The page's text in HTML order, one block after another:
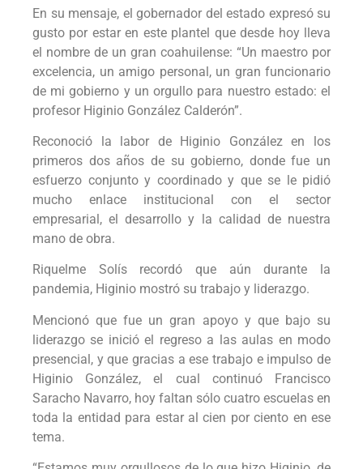
En su mensaje, el gobernador del estado expresó su
gusto por estar en este plantel que desde hoy lleva
el nombre de un gran coahuilense: “Un maestro por
excelencia, un amigo personal, un gran funcionario
de mi gobierno y un orgullo para nuestro estado: el
profesor Higinio González Calderón”.
Reconoció la labor de Higinio González en los
primeros dos años de su gobierno, donde fue un
esfuerzo conjunto y coordinado y que se le pidió
mucho enlace institucional con el sector
empresarial, el desarrollo y la calidad de nuestra
mano de obra.
Riquelme Solís recordó que aún durante la
pandemia, Higinio mostró su trabajo y liderazgo.
Mencionó que fue un gran apoyo y que bajo su
liderazgo se inició el regreso a las aulas en modo
presencial, y que gracias a ese trabajo e impulso de
Higinio González, el cual continuó Francisco
Saracho Navarro, hoy faltan sólo cuatro escuelas en
toda la entidad para estar al cien por ciento en ese
tema.